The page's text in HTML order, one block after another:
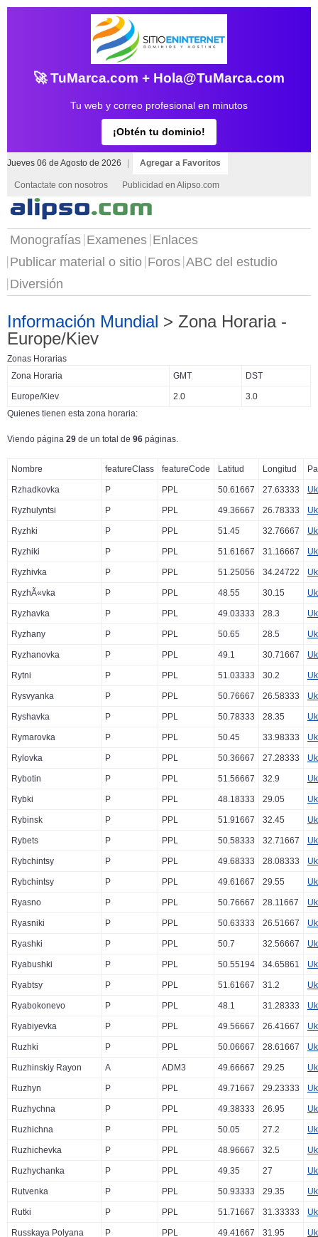
🚀 TuMarca.com + Hola@TuMarca.com
Tu web y correo profesional en minutos
¡Obtén tu dominio!
Jueves 06 de Agosto de 2026 Agregar a Favoritos
Contactate con nosotros Publicidad en Alipso.com
Monografías Examenes Enlaces
Publicar material o sitio Foros ABC del estudio
Diversión
Información Mundial > Zona Horaria -
Europe/Kiev
Zonas Horarias
Zona Horaria
GMT DST
Europe/Kiev 2.0
3.0
Quienes tienen esta zona horaria:
Viendo página 29 de un total de 96 páginas.
Nombre featureClass featureCode Latitud Longitud
Rzhadkovka P PPL 50.61667 27.63333
Ryzhulyntsi P PPL 49.36667 26.78333
Ryzhki P PPL 51.45 32.76667
Ryzhiki P PPL 51.61667 31.16667
Ryzhivka P PPL 51.25056 34.24722
RyzhÃ«vka P PPL 48.55 30.15
Ryzhavka P PPL 49.03333 28.3
Ryzhany P PPL 50.65 28.5
Ryzhanovka P PPL 49.1 30.71667
Rytni P PPL 51.03333 30.2
Rysvyanka P PPL 50.76667 26.58333
Ryshavka P PPL 50.78333 28.35
Rymarovka P PPL 50.45 33.98333
Rylovka P PPL 50.36667 27.28333
Rybotin P PPL 51.56667 32.9
Rybki P PPL 48.18333 29.05
Rybinsk P PPL 51.91667 32.45
Rybets P PPL 50.58333 32.71667
Rybchintsy P PPL 49.68333 28.08333
Rybchintsy P PPL 49.61667 29.55
Ryasno P PPL 50.76667 28.11667
Ryasniki P PPL 50.63333 26.51667
Ryashki P PPL 50.7 32.56667
Ryabushki P PPL 50.55194 34.65861
Ryabtsy P PPL 51.61667 31.2
Ryabokonevo P PPL 48.1 31.28333
Ryabiyevka P PPL 49.56667 26.41667
Ruzhki P PPL 50.06667 28.61667
Ruzhinskiy Rayon A ADM3 49.66667 29.25
Ruzhyn P PPL 49.71667 29.23333
Ruzhychna P PPL 49.38333 26.95
Ruzhichna P PPL 50.05 27.2
Ruzhichevka P PPL 48.96667 32.5
Ruzhychanka P PPL 49.35 27
Rutvenka P PPL 50.93333 29.35
Rutki P PPL 51.71667 31.33333
Russkaya Polyana P PPL 49.41667 31.95